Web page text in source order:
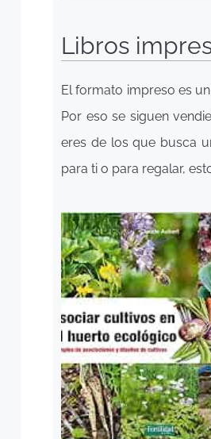
Libros
El formato impreso es
Por eso se siguen
eres de los que busca
para ti o para regalar,